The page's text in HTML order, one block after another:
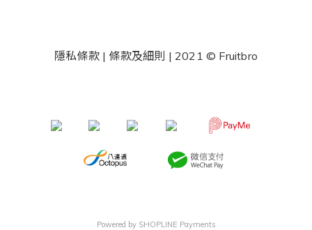
隱私條款 | 條款及細則 | 2021 © Fruitbro
Powered by SHOPLINE Payments